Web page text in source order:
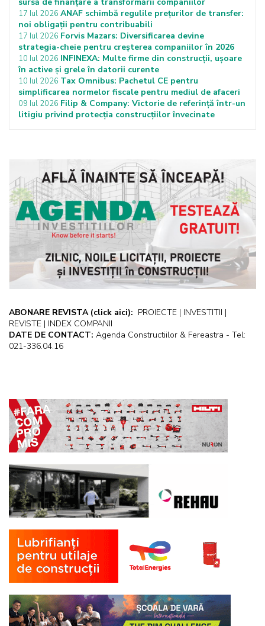
17 Iul 2026 ANAF schimbă regulile prețurilor de transfer:
noi obligații pentru contribuabili
17 Iul 2026 Forvis Mazars: Diversificarea devine
strategia-cheie pentru creșterea companiilor în 2026
10 Iul 2026 INFINEXA: Multe firme din construcții, ușoare
în active și grele în datorii curente
10 Iul 2026 Tax Omnibus: Pachetul CE pentru
simplificarea normelor fiscale pentru mediul de afaceri
09 Iul 2026 Filip & Company: Victorie de referință într-un
litigiu privind protecția construcțiilor învecinate
ABONARE REVISTA (click aici): PROIECTE | INVESTITII |
REVISTE | INDEX COMPANII
DATE DE CONTACT: Agenda Constructiilor & Fereastra - Tel:
021-336.04.16